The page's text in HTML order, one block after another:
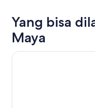
Yang bisa
Maya
ATV, Ziplining &